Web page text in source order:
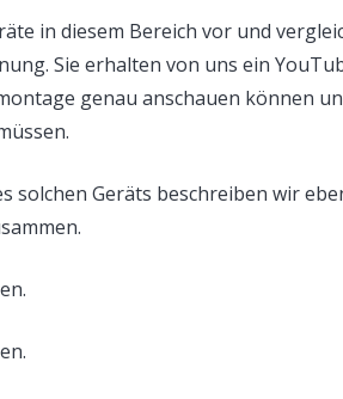
in diesem Bereich vor und
Sie erhalten von uns ein
genau anschauen können
solchen Geräts beschreiben wir